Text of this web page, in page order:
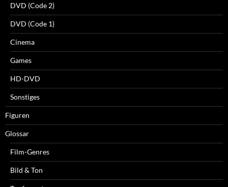
DVD (Code 2)
DVD (Code 1)
Cinema
Games
HD-DVD
Sonstiges
Figuren
Glossar
Film-Genres
Bild & Ton